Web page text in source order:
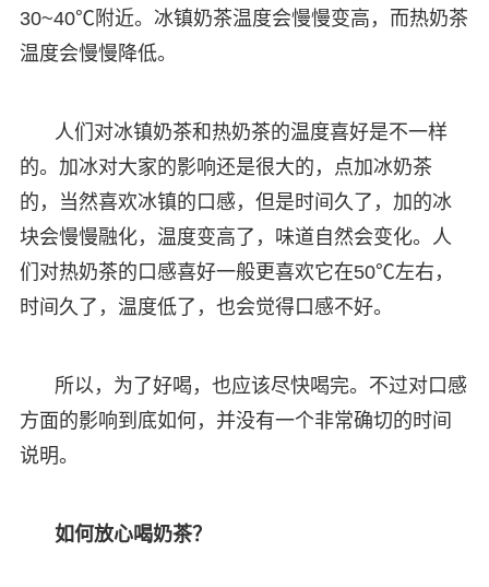
30~40℃附近。冰镇奶茶温度会慢慢变高，而热奶茶
温度会慢慢降低。
人们对冰镇奶茶和热奶茶的温度喜好是不一样
的。加冰对大家的影响还是很大的，点加冰奶茶
的，当然喜欢冰镇的口感，但是时间久了，加的冰
块会慢慢融化，温度变高了，味道自然会变化。人
们对热奶茶的口感喜好一般更喜欢它在50℃左右，
时间久了，温度低了，也会觉得口感不好。
所以，为了好喝，也应该尽快喝完。不过对口感
方面的影响到底如何，并没有一个非常确切的时间
说明。
如何放心喝奶茶？